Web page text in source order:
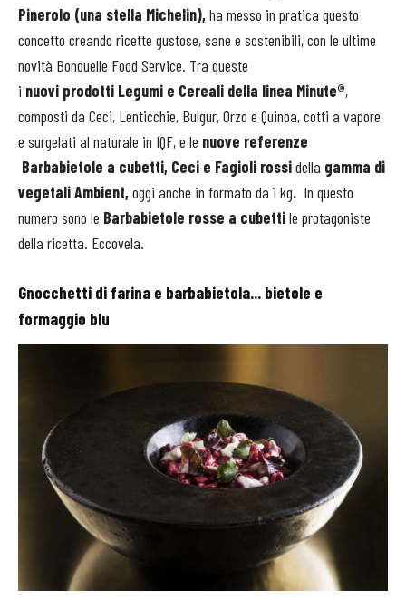
Pinerolo (una stella Michelin),ha messo in pratica questo
concetto creando ricette gustose, sane e sostenibili, con le ultime
novità Bonduelle Food Service. Tra queste
i nuovi prodotti Legumi e Cereali della linea Minute®,
composti da Ceci, Lenticchie, Bulgur, Orzo e Quinoa,cotti a vapore
e surgelati al naturale in IQF, e le nuove referenze
Barbabietole a cubetti, Ceci e Fagioli rossidella gamma di
vegetali Ambient,oggi anche in formato da 1 kg. In questo
numero sono le Barbabietole rosse a cubettile protagoniste
della ricetta. Eccovela.
Gnocchetti di farina e barbabietola... bietole e
formaggio blu